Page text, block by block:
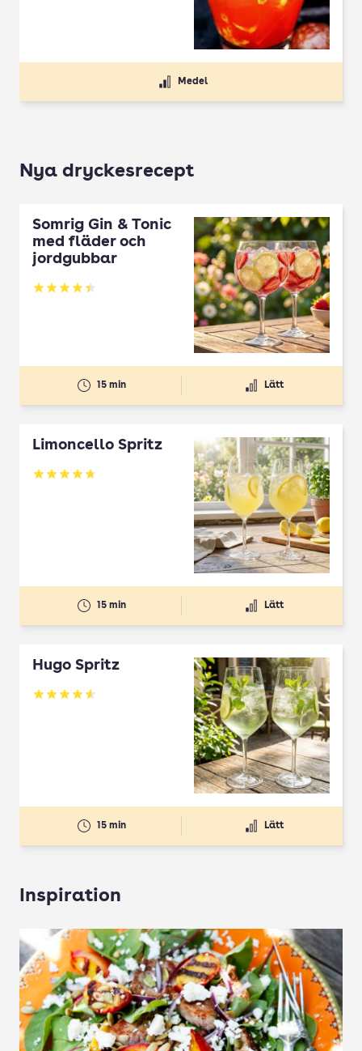
Medel
Nya dryckesrecept
Somrig Gin & Tonic
med fläder och
jordgubbar
Betyg: 4.45 av 5
15 min Lätt
Limoncello Spritz
Betyg: 4.7 av 5
15 min Lätt
Hugo Spritz
Betyg: 4.61 av 5
15 min Lätt
Inspiration